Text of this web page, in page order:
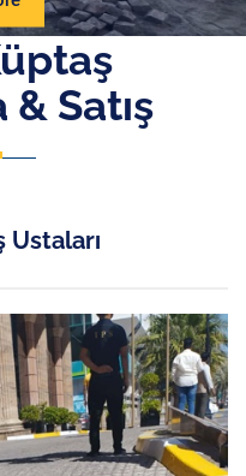
More
Satış
Ustaları